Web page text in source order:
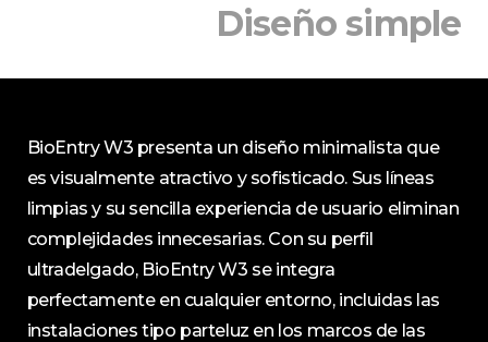
Diseño simple​
BioEntry W3 presenta un diseño minimalista que
es visualmente atractivo y sofisticado. Sus líneas
limpias y su sencilla experiencia de usuario eliminan
complejidades innecesarias. Con su perfil
ultradelgado, BioEntry W3 se integra
perfectamente en cualquier entorno, incluidas las
instalaciones tipo parteluz en los marcos de las